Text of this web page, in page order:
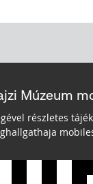
Múzeum
részletes